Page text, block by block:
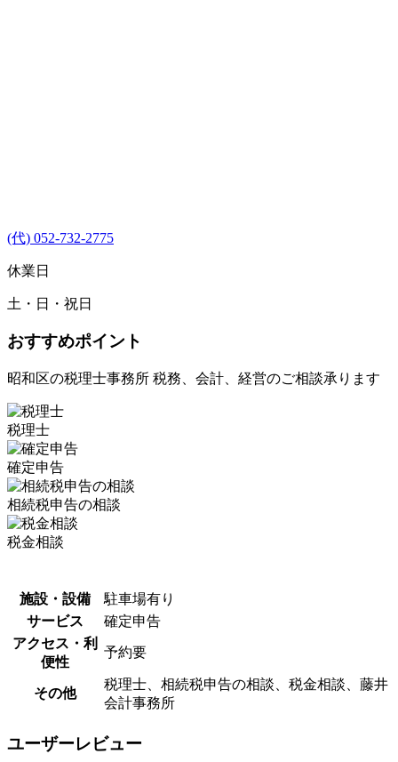
(代) 052-732-2775
休業日
土・日・祝日
おすすめポイント
昭和区の税理士事務所 税務、会計、経営のご相談承ります
税理士
確定申告
相続税申告の相談
税金相談
施設・設備
駐車場有り
サービス
確定申告
アクセス・利
便性
予約要
その他
税理士、相続税申告の相談、税金相談、藤井
会計事務所
ユーザーレビュー